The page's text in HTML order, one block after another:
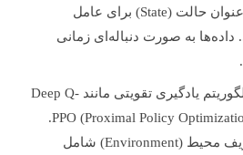
نسبی (RSI) به عنوان حالت (State) برای عامل
به صورت دنباله‌ای زمانی
استفاده از یک الگوریتم یادگیری تقویتی مانند Deep Q-
تعریف محیط (Environment) شامل